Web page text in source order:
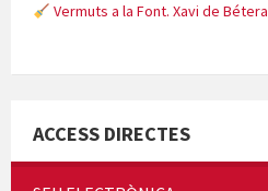
Vermuts a la Font. Xavi de Bétera
ACCESS DIRECTES